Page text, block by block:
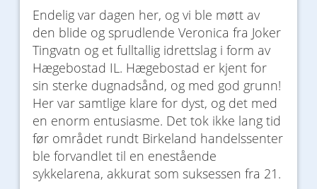
Endelig var dagen her, og vi ble møtt av
den blide og sprudlende Veronica fra Joker
Tingvatn og et fulltallig idrettslag i form av
Hægebostad IL. Hægebostad er kjent for
sin sterke dugnadsånd, og med god grunn!
Her var samtlige klare for dyst, og det med
en enorm entusiasme. Det tok ikke lang tid
før området rundt Birkeland handelssenter
ble forvandlet til en enestående
sykkelarena, akkurat som suksessen fra 21.